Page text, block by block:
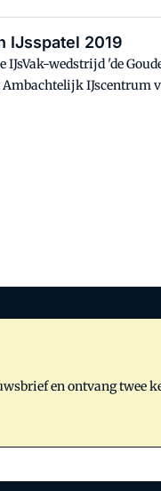
IJsspatel 2019
wedstrijd 'de
IJscentrum
en ontvang twee